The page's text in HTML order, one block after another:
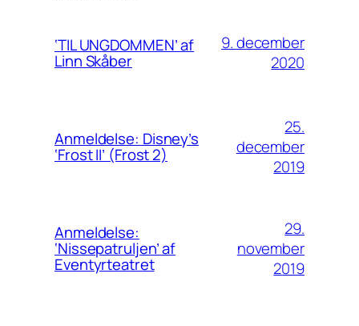
‘TIL UNGDOMMEN’ af
Linn Skåber
9. december
2020
Anmeldelse: Disney’s
‘Frost II’ (Frost 2)
25.
december
2019
Anmeldelse:
‘Nissepatruljen’ af
Eventyrteatret
29.
november
2019